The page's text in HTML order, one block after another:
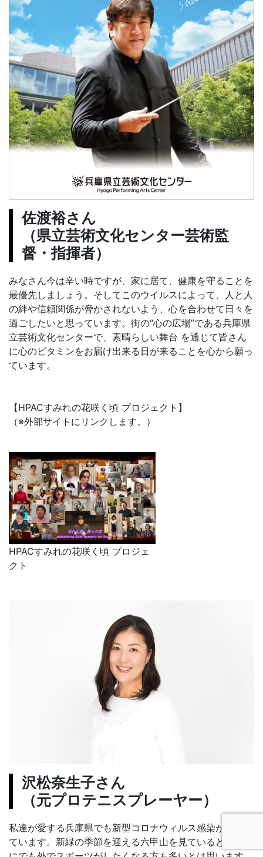
佐渡裕さん
（県立芸術文化センター芸術監
督・指揮者）
みなさん今は辛い時ですが、家に居て、健康を守ることを
最優先しましょう。そしてこのウイルスによって、人と人
の絆や信頼関係が脅かされないよう、心を合わせて日々を
過ごしたいと思っています。街の“心の広場”である兵庫県
立芸術文化センターで、素晴らしい舞台 を通じて皆さん
に心のビタミンをお届け出来る日が来ることを心から願っ
ています。
【HPACすみれの花咲く頃 プロジェクト】
（※外部サイトにリンクします。）
HPACすみれの花咲く頃 プロジェ
クト
沢松奈生子さん
（元プロテニスプレーヤー）
私達が愛する兵庫県でも新型コロナウィルス感染が拡大し
ています。新緑の季節を迎える六甲山を見ていると、すぐ